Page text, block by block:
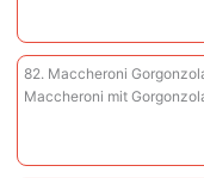
82. Maccheroni
Maccheroni mit